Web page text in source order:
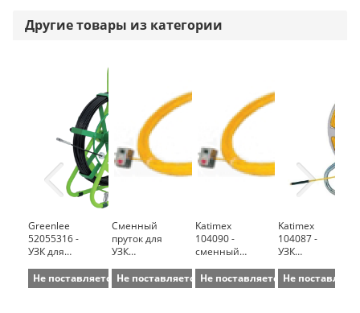
Другие товары из категории
Greenlee
52055316 -
УЗК для
кабеля
(Стеклопруток;
Не поставляется
Сменный
пруток для
УЗК
в 1 60м
Не поставляется
Katimex
104090 -
сменный
УЗК
Cablemax 2
Не поставляется
Katimex
104087 -
УЗК
в 1 (60 м;
4,5 мм)
Не